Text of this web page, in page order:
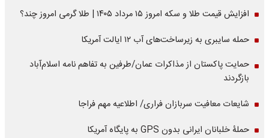
افزایش قیمت طلا و سکه امروز ۱۵ مرداد ۱۴۰۵ | طلا گرمی امروز چند؟
حمله سایبری به زیرساخت‌های آب ۱۲ ایالت آمریکا
حمایت پاکستان از مذاکرات عمان/طرفین به تفاهم نامه اسلام‌آباد
بازگردند
شایعات معافیت سربازان فراری/ اطلاعیه مهم فراجا
حملۀ خلبانان ایرانی بدون GPS به پایگاه آمریکا